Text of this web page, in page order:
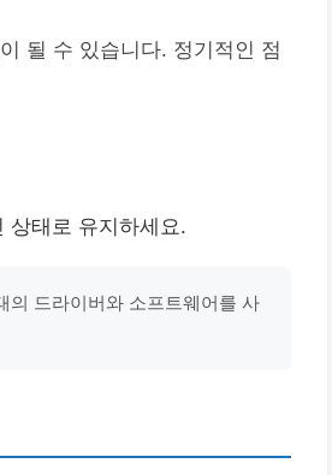
될 수 있습니다. 정기적인 점
상태로 유지하세요.
의 드라이버와 소프트웨어를 사